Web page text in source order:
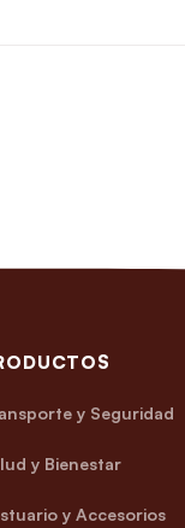
y Seguridad
y Bienestar
y Accesorios